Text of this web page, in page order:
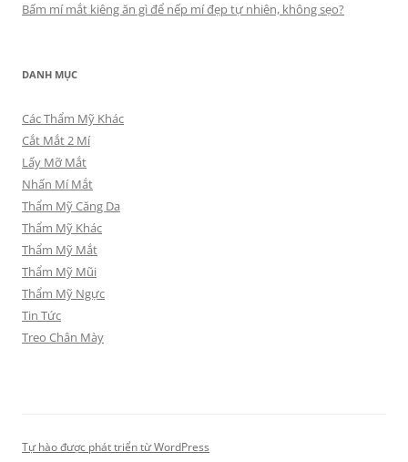
Bấm mí mắt kiêng ăn gì để nếp mí đẹp tự nhiên, không sẹo?
DANH MỤC
Các Thẩm Mỹ Khác
Cắt Mắt 2 Mí
Lấy Mỡ Mắt
Nhấn Mí Mắt
Thẩm Mỹ Căng Da
Thẩm Mỹ Khác
Thẩm Mỹ Mắt
Thẩm Mỹ Mũi
Thẩm Mỹ Ngực
Tin Tức
Treo Chân Mày
Tự hào được phát triển từ WordPress